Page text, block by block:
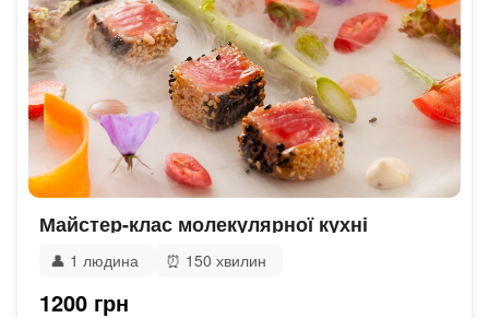
Майстер-клас молекулярної кухні
👤 1 людина ⏰ 150 хвилин
1200 грн